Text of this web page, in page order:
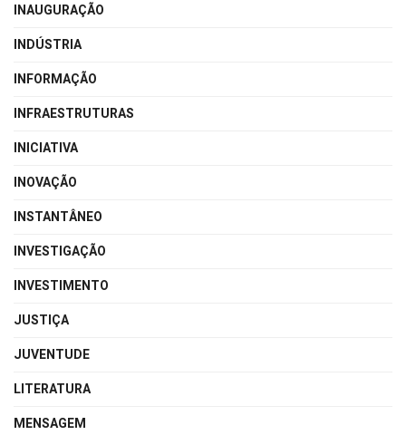
INAUGURAÇÃO
INDÚSTRIA
INFORMAÇÃO
INFRAESTRUTURAS
INICIATIVA
INOVAÇÃO
INSTANTÂNEO
INVESTIGAÇÃO
INVESTIMENTO
JUSTIÇA
JUVENTUDE
LITERATURA
MENSAGEM